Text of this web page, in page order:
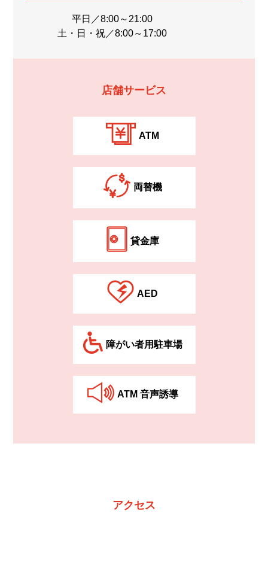
平日／8:00～21:00
土・日・祝／8:00～17:00
店舗サービス
ATM
両替機
貸⾦庫
AED
障がい者⽤駐⾞場
ATM ⾳声誘導
アクセス